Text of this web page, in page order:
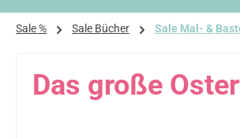
Sale % Sale Bücher Sale Mal- &
Das große